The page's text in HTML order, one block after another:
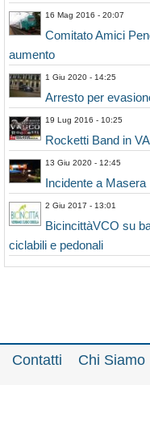
16 Mag 2016 - 20:07
Comitato Amici
aumento
1 Giu 2020 - 14:25
Arresto per
19 Lug 2016 - 10:25
Rocketti Band in
13 Giu 2020 - 12:45
Incidente a Masera
2 Giu 2017 - 13:01
BicincittàVCO su
ciclabili e pedonali
Contatti Chi Siamo